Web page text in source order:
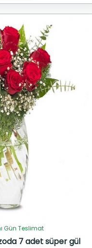
Gün Teslimat
7 adet süper gül